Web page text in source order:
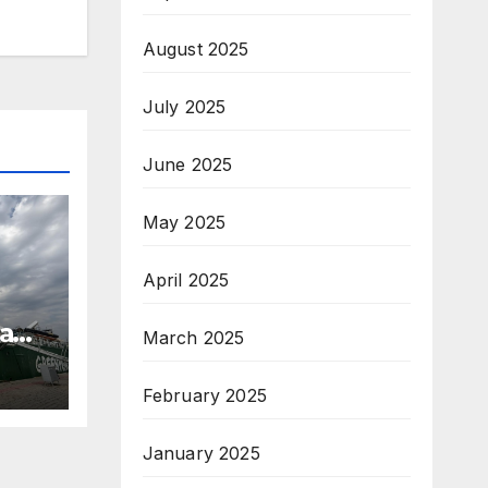
August 2025
July 2025
June 2025
May 2025
April 2025
March 2025
February 2025
January 2025